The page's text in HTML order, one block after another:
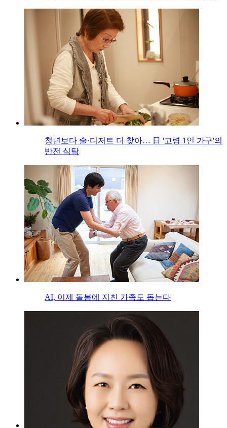
청년보다 술·디저트 더 찾아… 日 '고령 1인 가구'의
반전 식탁
AI, 이제 돌봄에 지친 가족도 돕는다